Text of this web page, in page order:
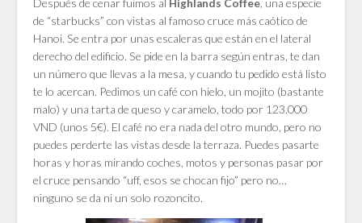
Después de cenar fuimos al Highlands Coffee , una especie
de “starbucks” con vistas al famoso cruce más caótico de
Hanoi. Se entra por unas escaleras que están en el lateral
derecho del edificio. Se pide en la barra según entras, te dan
un número que llevas a la mesa, y cuando tu pedido está listo
te lo acercan. Pedimos un café con hielo, un mojito (bastante
malo) y una tarta de queso y caramelo, todo por 123.000
VND (unos 5€). El café no era nada del otro mundo, pero no
puedes perderte las vistas desde la terraza. Puedes pasarte
horas y horas mirando coches, motos y personas pasar por
el cruce pensando “uff, esos se chocan fijo” pero no…
ninguno se da ni un solo rozoncito.